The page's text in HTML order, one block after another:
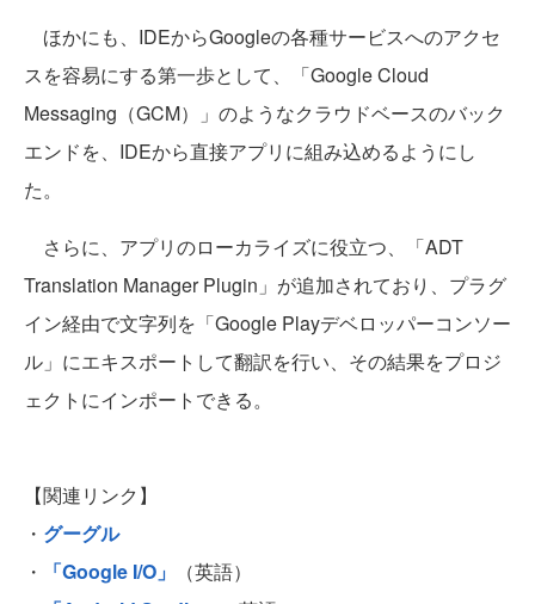
ほかにも、IDEからGoogleの各種サービスへのアクセ
スを容易にする第一歩として、「Google Cloud
Messaging（GCM）」のようなクラウドベースのバック
エンドを、IDEから直接アプリに組み込めるようにし
た。
さらに、アプリのローカライズに役立つ、「ADT
Translation Manager Plugin」が追加されており、プラグ
イン経由で文字列を「Google Playデベロッパーコンソー
ル」にエキスポートして翻訳を行い、その結果をプロジ
ェクトにインポートできる。
【関連リンク】
・ グーグル
・
「Google I/O」
（英語）